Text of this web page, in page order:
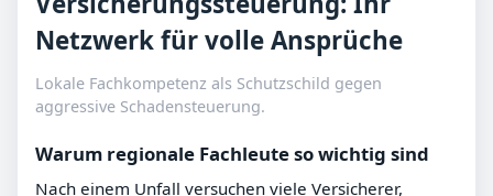
Netzwerk für volle Ansprüche
Lokale Fachkompetenz als Schutzschild gegen
aggressive Schadensteuerung.
Warum regionale Fachleute so wichtig sind
Nach einem Unfall versuchen viele Versicherer,